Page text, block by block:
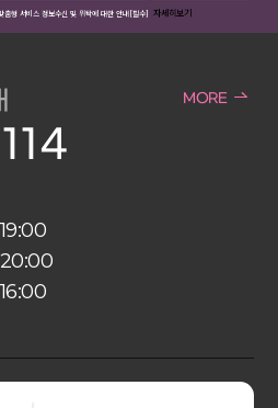
춤형 서비스 정보수신 및 위탁에 대한 안내[필수] 자세히보기
MORE